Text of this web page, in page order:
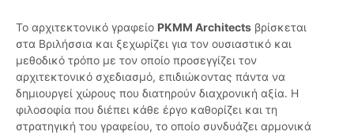
Το αρχιτεκτονικό γραφείο PKMM Architects βρίσκεται
στα Βριλήσσια και ξεχωρίζει για τον ουσιαστικό και
μεθοδικό τρόπο με τον οποίο προσεγγίζει τον
αρχιτεκτονικό σχεδιασμό, επιδιώκοντας πάντα να
δημιουργεί χώρους που διατηρούν διαχρονική αξία. Η
φιλοσοφία που διέπει κάθε έργο καθορίζει και τη
στρατηγική του γραφείου, το οποίο συνδυάζει αρμονικά